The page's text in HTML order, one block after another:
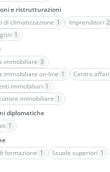
e ristrutturazioni
di climatizzazione 1 Imprenditori 2
1
immobiliare 3
immobiliare on-line 1 Centro affari
immobiliari 1
immobiliare 1
diplomatiche
1
formazione 1 Scuole superiori 1